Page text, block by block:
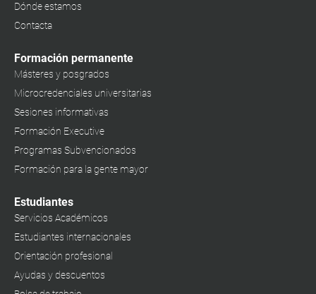
Dónde estamos
Contacta
Formación permanente
Másteres y posgrados
Microcredenciales universitarias
Sesiones informativas
Formación Executive
Programas Subvencionados
Formación para la gente mayor
Estudiantes
Servicios Académicos
Estudiantes internacionales
Orientación profesional
Ayudas y descuentos